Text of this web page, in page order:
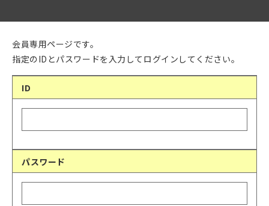
会員専用ページです。
指定のIDとパスワードを入力してログインしてください。
ID
パスワード